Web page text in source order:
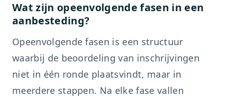
Wat zijn opeenvolgende fasen in een
aanbesteding?
Opeenvolgende fasen is een structuur
waarbij de beoordeling van inschrijvingen
niet in één ronde plaatsvindt, maar in
meerdere stappen. Na elke fase vallen